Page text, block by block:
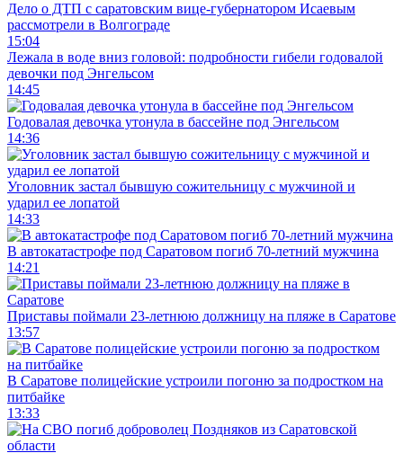
Дело о ДТП с саратовским вице-губернатором Исаевым
рассмотрели в Волгограде
15:04
Лежала в воде вниз головой: подробности гибели годовалой
девочки под Энгельсом
14:45
Годовалая девочка утонула в бассейне под Энгельсом
14:36
Уголовник застал бывшую сожительницу с мужчиной и
ударил ее лопатой
14:33
В автокатастрофе под Саратовом погиб 70-летний мужчина
14:21
Приставы поймали 23-летнюю должницу на пляже в Саратове
13:57
В Саратове полицейские устроили погоню за подростком на
питбайке
13:33